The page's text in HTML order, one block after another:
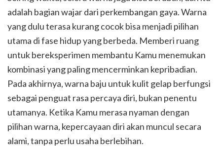
adalah bagian wajar dari perkembangan gaya. Warna
yang dulu terasa kurang cocok bisa menjadi pilihan
utama di fase hidup yang berbeda. Memberi ruang
untuk bereksperimen membantu Kamu menemukan
kombinasi yang paling mencerminkan kepribadian.
Pada akhirnya, warna baju untuk kulit gelap berfungsi
sebagai penguat rasa percaya diri, bukan penentu
utamanya. Ketika Kamu merasa nyaman dengan
pilihan warna, kepercayaan diri akan muncul secara
alami, tanpa perlu usaha berlebihan.